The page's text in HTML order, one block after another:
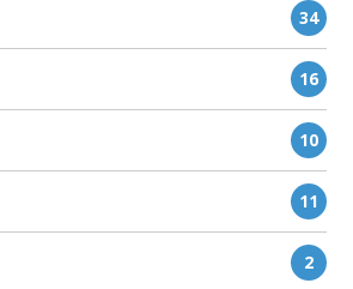
34
16
10
11
2